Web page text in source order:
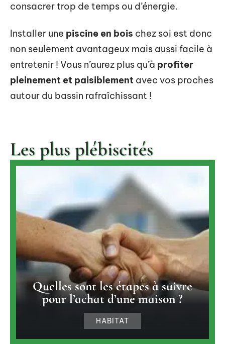
consacrer trop de temps ou d’énergie.
Installer une piscine en bois chez soi est donc
non seulement avantageux mais aussi facile à
entretenir ! Vous n’aurez plus qu’à profiter
pleinement et paisiblement avec vos proches
autour du bassin rafraîchissant !
Les plus plébiscités
Quelles sont les étapes à suivre
pour l’achat d’une maison ?
HABITAT